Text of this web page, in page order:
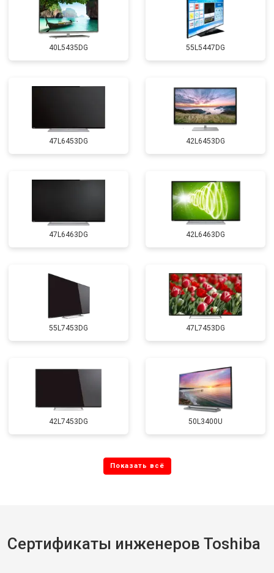
40L5435DG 55L5447DG
47L6453DG 42L6453DG
47L6463DG 42L6463DG
55L7453DG 47L7453DG
42L7453DG 50L3400U
Сертификаты инженеров Toshiba